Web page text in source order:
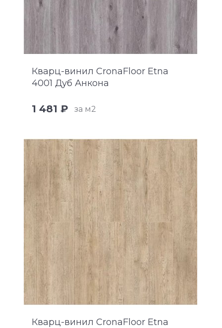
Кварц-винил CronaFloor Etna
4001 Дуб Анкона
1 481 ₽ за м2
Кварц-винил CronaFloor Etna